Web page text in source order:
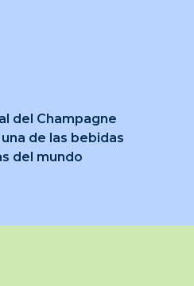
del Champagne
de las bebidas
del mundo